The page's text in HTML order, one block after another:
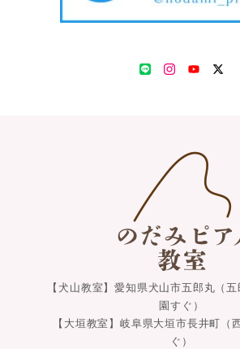
LINEInstagram
【犬山教室】愛知県犬山市五郎丸（
園すぐ）
【大垣教室】岐阜県大垣市長井町（
ぐ）